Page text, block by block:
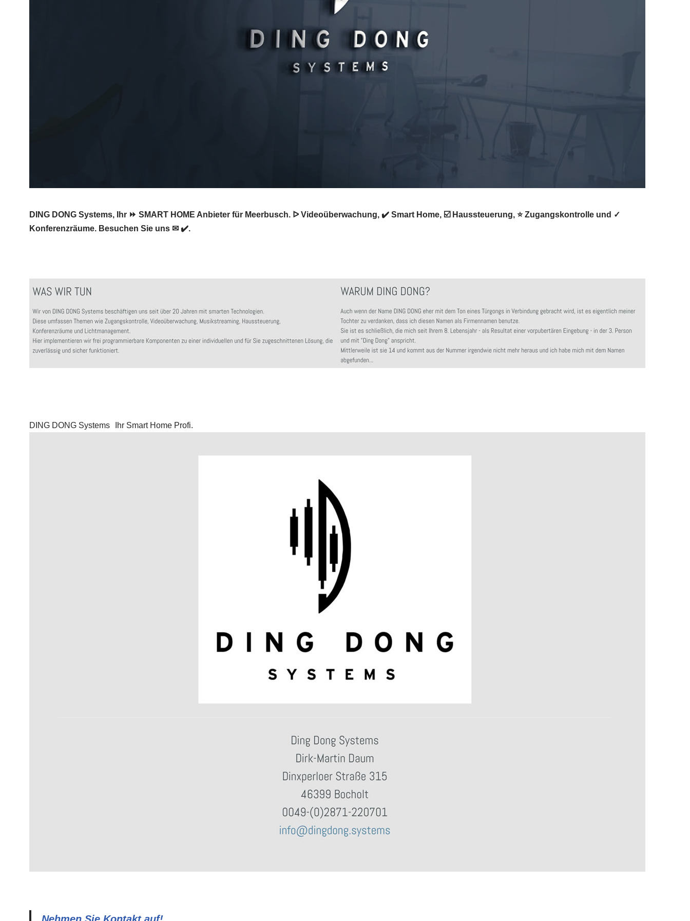
DING DONG Systems, Ihr ⏩ SMART HOME Anbieter für Meerbusch. ᐅ Videoüberwachung, ✔️ Smart Home, ☑️ Haussteuerung, ⭐ Zugangskontrolle und ✓
Konferenzräume. Besuchen Sie uns ✉ ✔️.
DING DONG Systems Ihr Smart Home Profi.
Nehmen Sie Kontakt auf!